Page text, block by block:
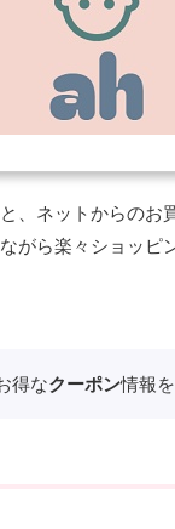
、ネットからの
がら楽々ショッピ
得なクーポン情報